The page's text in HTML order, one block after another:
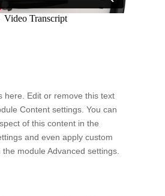
here. Edit or remove this text
Content settings. You can
of this content in the
and even apply custom
module Advanced settings.